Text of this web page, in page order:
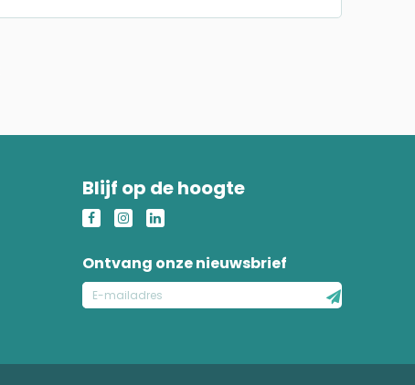
Blijf op de hoogte
Ontvang onze nieuwsbrief
E-
mailadres